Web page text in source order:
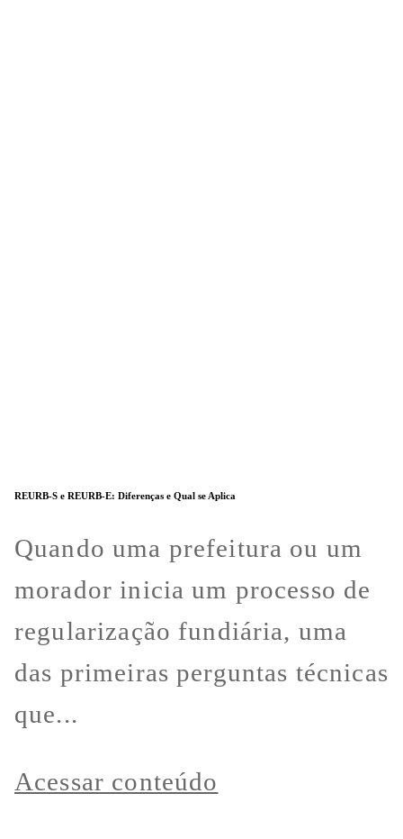
REURB-S e REURB-E: Diferenças e Qual se Aplica
Quando uma prefeitura ou um
morador inicia um processo de
regularização fundiária, uma
das primeiras perguntas técnicas
que...
Acessar conteúdo